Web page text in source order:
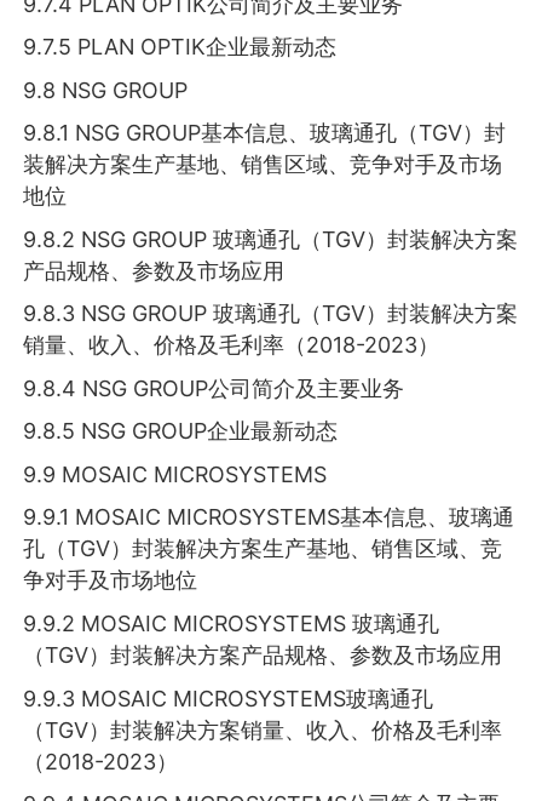
9.7.5 PLAN OPTIK企业最新动态
9.8 NSG GROUP
9.8.1 NSG GROUP基本信息、玻璃通孔（TGV）封
装解决方案生产基地、销售区域、竞争对手及市场
地位
9.8.2 NSG GROUP 玻璃通孔（TGV）封装解决方案
产品规格、参数及市场应用
9.8.3 NSG GROUP 玻璃通孔（TGV）封装解决方案
销量、收入、价格及毛利率（2018-2023）
9.8.4 NSG GROUP公司简介及主要业务
9.8.5 NSG GROUP企业最新动态
9.9 MOSAIC MICROSYSTEMS
9.9.1 MOSAIC MICROSYSTEMS基本信息、玻璃通
孔（TGV）封装解决方案生产基地、销售区域、竞
争对手及市场地位
9.9.2 MOSAIC MICROSYSTEMS 玻璃通孔
（TGV）封装解决方案产品规格、参数及市场应用
9.9.3 MOSAIC MICROSYSTEMS玻璃通孔
（TGV）封装解决方案销量、收入、价格及毛利率
（2018-2023）